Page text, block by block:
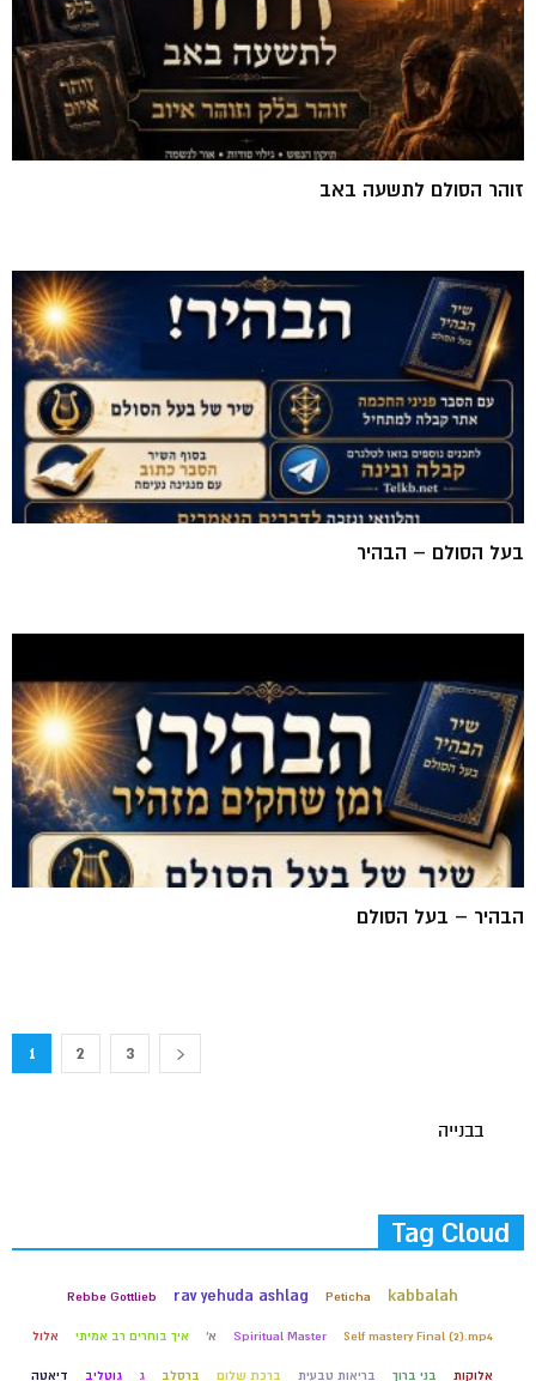
זוהר הסולם לתשעה באב
בעל הסולם – הבהיר
הבהיר – בעל הסולם
1 2 3
בבנייה
Tag Cloud
kabbalah
Peticha
rav yehuda ashlag
Rebbe Gottlieb
Self mastery Final (2).mp4
Spiritual Master א' איך בוחרים רב אמיתי אלול
אלוקות בני ברוך בריאות טבעית ברכת שלום ברסלב ג גוטליב דיאטה